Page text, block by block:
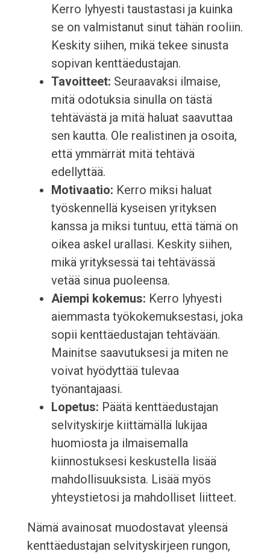
Kerro lyhyesti taustastasi ja kuinka
se on valmistanut sinut tähän rooliin.
Keskity siihen, mikä tekee sinusta
sopivan kenttäedustajan.
Tavoitteet: Seuraavaksi ilmaise,
mitä odotuksia sinulla on tästä
tehtävästä ja mitä haluat saavuttaa
sen kautta. Ole realistinen ja osoita,
että ymmärrät mitä tehtävä
edellyttää.
Motivaatio: Kerro miksi haluat
työskennellä kyseisen yrityksen
kanssa ja miksi tuntuu, että tämä on
oikea askel urallasi. Keskity siihen,
mikä yrityksessä tai tehtävässä
vetää sinua puoleensa.
Aiempi kokemus: Kerro lyhyesti
aiemmasta työkokemuksestasi, joka
sopii kenttäedustajan tehtävään.
Mainitse saavutuksesi ja miten ne
voivat hyödyttää tulevaa
työnantajaasi.
Lopetus: Päätä kenttäedustajan
selvityskirje kiittämällä lukijaa
huomiosta ja ilmaisemalla
kiinnostuksesi keskustella lisää
mahdollisuuksista. Lisää myös
yhteystietosi ja mahdolliset liitteet.
Nämä avainosat muodostavat yleensä
kenttäedustajan selvityskirjeen rungon,